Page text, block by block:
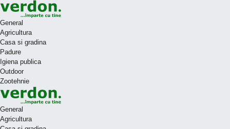
General
Agricultura
Casa si gradina
Padure
Igiena publica
Outdoor
Zootehnie
General
Agricultura